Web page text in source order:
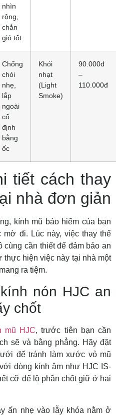
nhìn
rộng,
chắn
gió tốt
Chống
chói
nhẹ,
lắp
ngoài
cố
định
bằng
ốc
Khói
nhạt
(Light
Smoke)
90.000đ
–
110.000đ
tiết cách thay
nhà đơn giản
kính mũ bảo hiểm của bạn
đi. Lúc này, việc thay thế
cần thiết để đảm bảo an
thực hiện việc này tại nhà một
ra tiệm.
nón HJC an
chốt
mũ HJC, trước tiên bạn cần
sẽ và bằng phẳng. Hãy đặt
để tránh làm xước vỏ mũ
dòng kính âm như HJC IS-
cỡ để lộ phần chốt giữ ở hai
ấn nhẹ vào lẫy khóa nằm ở